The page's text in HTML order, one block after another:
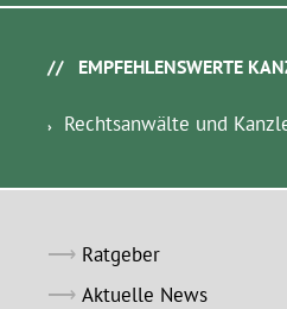
EMPFEHLENSWERTE
Rechtsanwälte und
Ratgeber
Aktuelle News